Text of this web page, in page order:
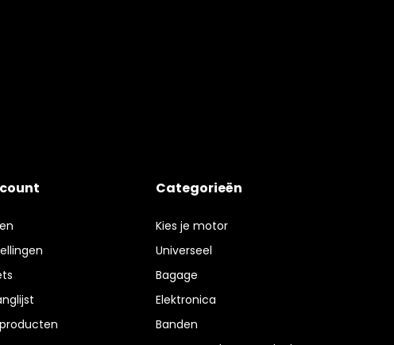
Categorieën
Kies je motor
Universeel
Bagage
Elektronica
Banden